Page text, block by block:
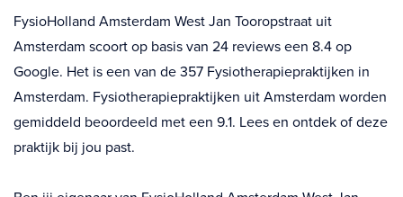
FysioHolland Amsterdam West Jan Tooropstraat uit
Amsterdam scoort op basis van 24 reviews een 8.4 op
Google. Het is een van de 357 Fysiotherapiepraktijken in
Amsterdam. Fysiotherapiepraktijken uit Amsterdam worden
gemiddeld beoordeeld met een 9.1. Lees en ontdek of deze
praktijk bij jou past.